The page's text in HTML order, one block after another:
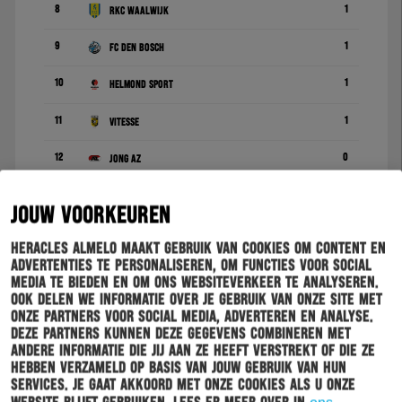
JOUW VOORKEUREN
Heracles Almelo maakt gebruik van cookies om content en
advertenties te personaliseren, om functies voor social
media te bieden en om ons websiteverkeer te analyseren.
Ook delen we informatie over je gebruik van onze site met
onze partners voor social media, adverteren en analyse.
Deze partners kunnen deze gegevens combineren met
andere informatie die jij aan ze heeft verstrekt of die ze
hebben verzameld op basis van jouw gebruik van hun
services. Je gaat akkoord met onze cookies als u onze
8 RKC Waalwijk 1
9 FC Den Bosch 1
10 Helmond Sport 1
11 Vitesse 1
12 Jong AZ 0
15 FC Volendam 0
16 VVV-Venlo 0
17 Ajax 0
18 TOP Oss 0